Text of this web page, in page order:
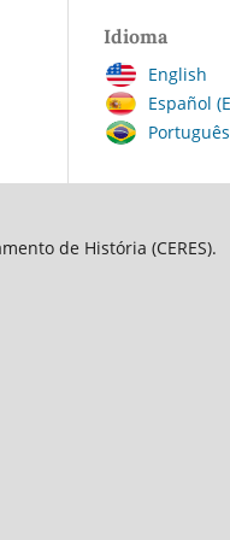
Idioma
English
Español
de História (CERES).